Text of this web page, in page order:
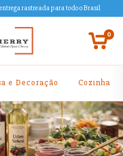
rastreada para todo o Brasil
0
e Decoração Cozinha